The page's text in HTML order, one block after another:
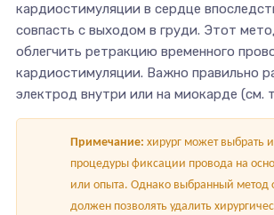
кардиостимуляции в сердце
совпасть с выходом в груди. Этот
облегчить ретракцию временного
кардиостимуляции. Важно правильно
электрод внутри или на миокарде (см.
Примечание: хирург может выбрать
процедуры фиксации провода на
или опыта. Однако выбранный метод
должен позволять удалить